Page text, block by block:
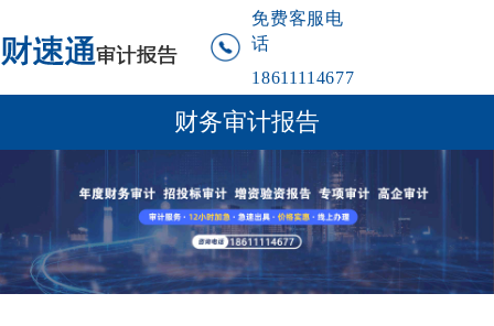
免费客服电
话
18611114677
财务审计报告